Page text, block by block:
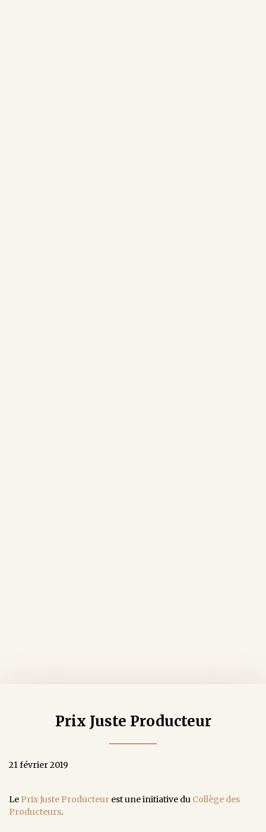
Prix Juste Producteur
21 février 2019
Le Prix Juste Producteur est une initiative du Collège des
Producteurs.